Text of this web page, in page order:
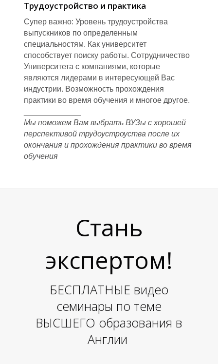
Е
Трудоустройство и практика
Супер важно: Уровень трудоустройства
выпускников по определенным
специальностям. Как университет
способствует поиску работы. Сотрудничество
Университета с компаниями, которые
являются лидерами в интересующей Вас
индустрии. Возможность прохождения
практики во время обучения и многое другое.
Мы поможем Вам выбрать ВУЗы с хорошей
перспективой трудоустроуства после их
окончания и прохождения практики во время
обучения
Стань
экспертом!
БЕСПЛАТНЫЕ видео
семинары по теме
ВЫСШЕГО образования в
Англии